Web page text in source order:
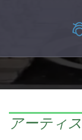
アーティ